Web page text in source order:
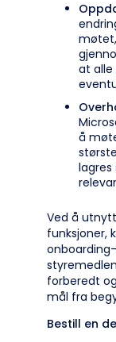
at
å
lagres
Ved å
funksjoner,
forberedt
mål fra
Bestill en